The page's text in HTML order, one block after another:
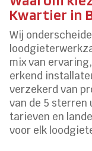
Kwartier in
Wij
mix van
erkend
verzekerd van
van de 5 sterren
tarieven en
voor elk